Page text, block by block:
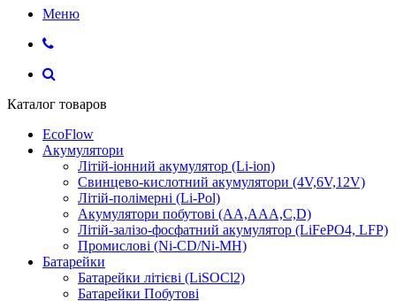
Меню
Каталог товаров
EcoFlow
Акумулятори
Літій-іонний акумулятор (Li-ion)
Свинцево-кислотний акумулятори (4V,6V,12V)
Літій-полімерні (Li-Pol)
Акумулятори побутові (AA,AAA,C,D)
Літій-залізо-фосфатний акумулятор (LiFePO4, LFP)
Промислові (Ni-CD/Ni-MH)
Батарейки
Батарейки літієві (LiSOCl2)
Батарейки Побутові